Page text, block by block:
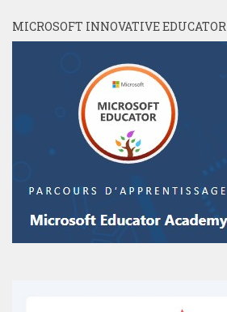
MICROSOFT INNOVATIVE EDUCATOR